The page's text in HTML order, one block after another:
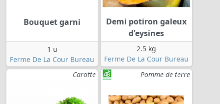
Bouquet garni
1 u
Ferme De La Cour Bureau
Demi potiron galeux
d'eysines
2.5 kg
Ferme De La Cour Bureau
Carotte
Pomme de terre